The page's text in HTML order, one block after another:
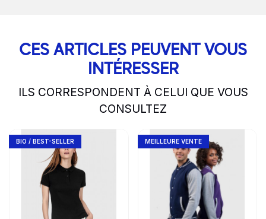
CES ARTICLES PEUVENT VOUS
INTÉRESSER
ILS CORRESPONDENT À CELUI QUE VOUS
CONSULTEZ
slide1 to 2of 5
BIO / BEST-SELLER
Go to product page MEILLEURE VENTE
Go to product page